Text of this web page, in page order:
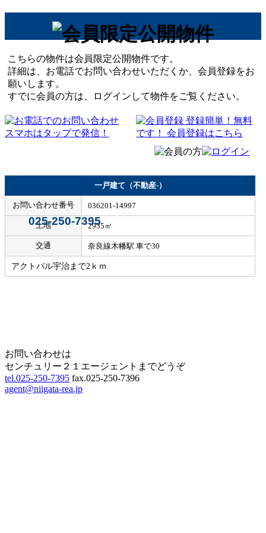
こちらの物件は会員限定公開物件です。
詳細は、お電話でお問い合わせいただくか、会員登録をお
願いします。
すでに会員の方は、ログインして物件をご覧ください。
025-250-7395
一戸建て（不動産-）
お問い合わせ番号 036201-14997
土地 2935㎡
交通 奈良線木幡駅 車で30
アクトパル宇治まで2ｋｍ
お問い合わせは
センチュリー２１エージェントまでどうぞ
tel.025-250-7395 fax.025-250-7396
agent@niigata-rea.jp